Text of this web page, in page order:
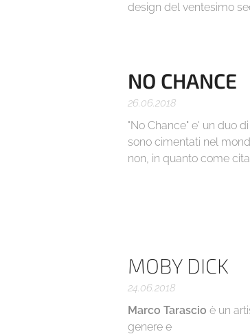
design del ventesimo
NO CHANCE
26.06.2018
"No Chance" e' un duo
sono cimentati nel
non, in quanto come
MOBY DICK
24.06.2018
Marco Tarascio è un
genere e